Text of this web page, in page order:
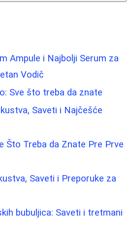
Ampule i Najbolji Serum za
Vodič
Sve što treba da znate
Saveti i Najčešće
Što Treba da Znate Pre Prve
Saveti i Preporuke za
bubuljica: Saveti i tretmani